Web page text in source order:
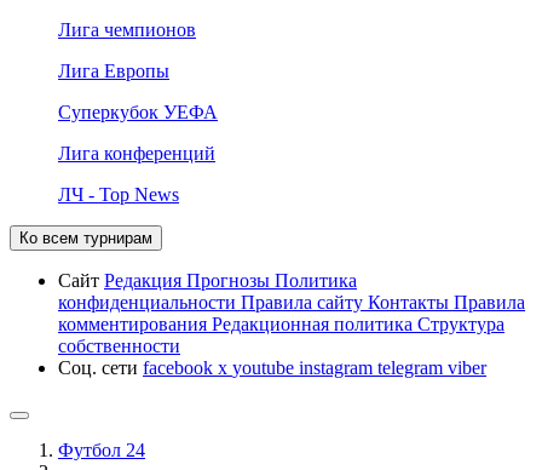
Лига чемпионов
Лига Европы
Суперкубок УЕФА
Лига конференций
ЛЧ - Top News
Ко всем турнирам
Сайт Редакция Прогнозы Политика
конфиденциальности Правила сайту Контакты Правила
комментирования Редакционная политика Структура
собственности
Соц. сети facebook x youtube instagram telegram viber
Футбол 24